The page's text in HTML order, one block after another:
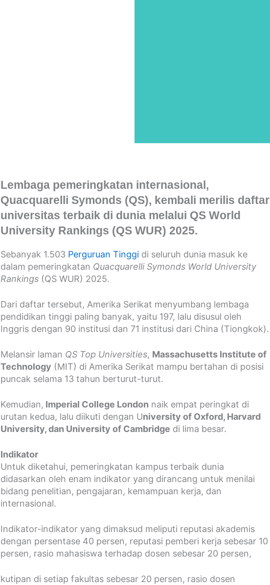
Lembaga pemeringkatan internasional,
Quacquarelli Symonds (QS), kembali merilis daftar
universitas terbaik di dunia melalui QS World
University Rankings (QS WUR) 2025.
Sebanyak 1.503 Perguruan Tinggidi seluruh dunia masuk ke
dalam pemeringkatan Quacquarelli Symonds World University
Rankings(QS WUR) 2025.
Dari daftar tersebut, Amerika Serikat menyumbang lembaga
pendidikan tinggi paling banyak, yaitu 197, lalu disusul oleh
Inggris dengan 90 institusi dan 71 institusi dari China (Tiongkok).
Melansir laman QS Top Universities, Massachusetts Institute of
Technology (MIT) di Amerika Serikat mampu bertahan di posisi
puncak selama 13 tahun berturut-turut.
Kemudian, Imperial College London naik empat peringkat di
urutan kedua, lalu diikuti dengan University of Oxford, Harvard
University, dan University of Cambridge di lima besar.
Indikator
Untuk diketahui, pemeringkatan kampus terbaik dunia
didasarkan oleh enam indikator yang dirancang untuk menilai
bidang penelitian, pengajaran, kemampuan kerja, dan
internasional.
Indikator-indikator yang dimaksud meliputi reputasi akademis
dengan persentase 40 persen, reputasi pemberi kerja sebesar 10
persen, rasio mahasiswa terhadap dosen sebesar 20 persen,
kutipan di setiap fakultas sebesar 20 persen, rasio dosen